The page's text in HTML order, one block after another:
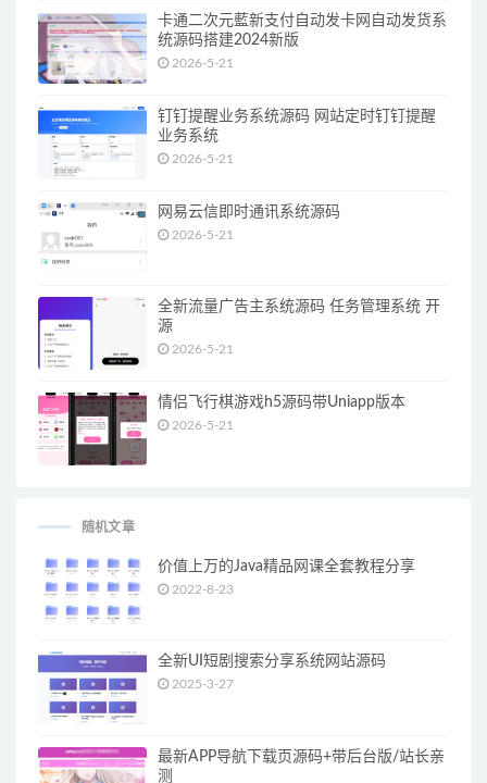
卡通二次元藍新支付自动发卡网自动发货系
统源码搭建2024新版
2026-5-21
钉钉提醒业务系统源码 网站定时钉钉提醒
业务系统
2026-5-21
网易云信即时通讯系统源码
2026-5-21
全新流量广告主系统源码 任务管理系统 开
源
2026-5-21
情侣飞行棋游戏h5源码带Uniapp版本
2026-5-21
随机文章
价值上万的Java精品网课全套教程分享
2022-8-23
全新UI短剧搜索分享系统网站源码
2025-3-27
最新APP导航下载页源码+带后台版/站长亲
测